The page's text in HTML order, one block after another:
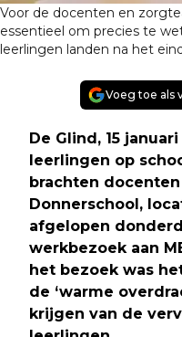
Voor de docenten en
essentieel om precies te
leerlingen landen na het
Voeg toe als
De Glind, 15
leerlingen op
brachten docenten
Donnerschool,
afgelopen
werkbezoek aan
het bezoek was
de ‘warme
krijgen van de